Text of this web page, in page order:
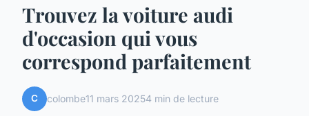
Trouvez la voiture audi
d'occasion qui vous
correspond parfaitement
C colombe11 mars 20254 min de lecture